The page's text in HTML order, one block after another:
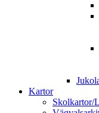
Kartor
Skolkartor/